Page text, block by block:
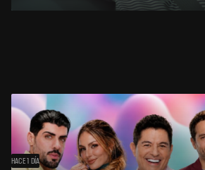
HACE 1 DÍA